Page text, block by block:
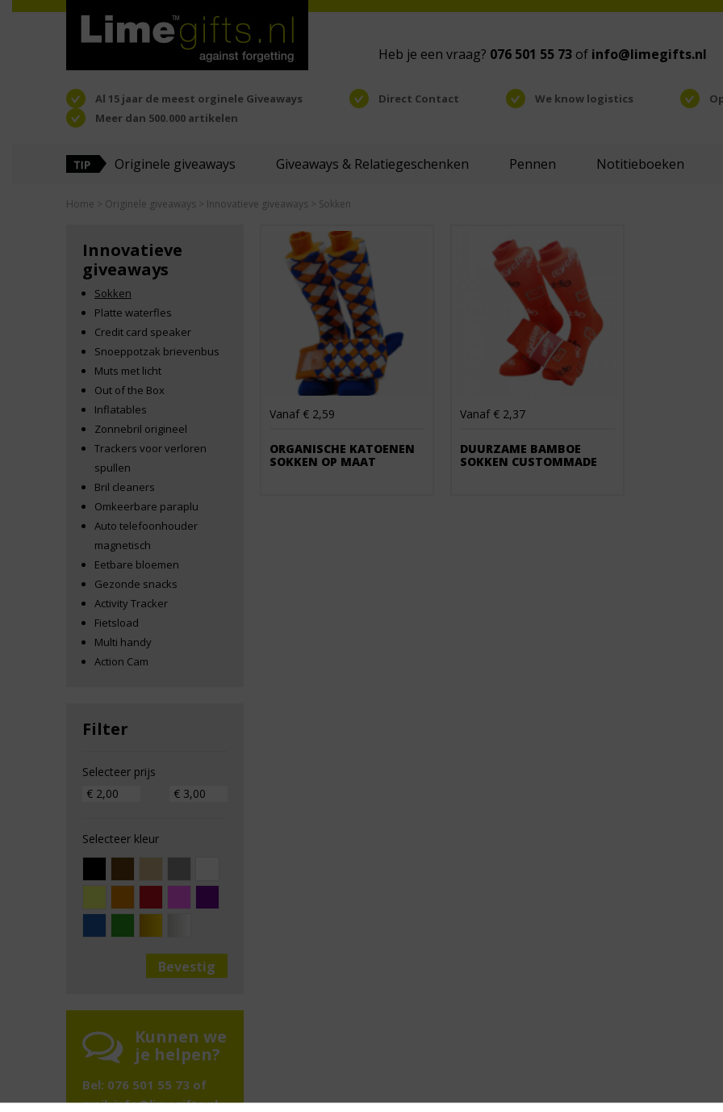
Heb je een vraag? 076 501 55 73of info@limegifts.nl
Al 15 jaar de meest orginele Giveaways Direct Contact We know logistics
Meer dan 500.000 artikelen
Originele giveaways Giveaways & Relatiegeschenken Pennen Notitieboeken
Home > Originele giveaways > Innovatieve giveaways > Sokken
Innovatieve
giveaways
Sokken
Platte waterfles
Credit card speaker
Snoeppotzak brievenbus
Muts met licht
Out of the Box
Inflatables
Zonnebril origineel
Trackers voor verloren
spullen
Bril cleaners
Omkeerbare paraplu
Auto telefoonhouder
magnetisch
Eetbare bloemen
Gezonde snacks
Activity Tracker
Fietsload
Multi handy
Action Cam
Filter
Selecteer prijs
Selecteer kleur
Kunnen we
je helpen?
Bel: 076 501 55 73 of
mail:info@limegifts.nl
Vanaf € 2,59
ORGANISCHE KATOENEN
SOKKEN OP MAAT
Vanaf € 2,37
DUURZAME BAMBOE
SOKKEN CUSTOMMADE